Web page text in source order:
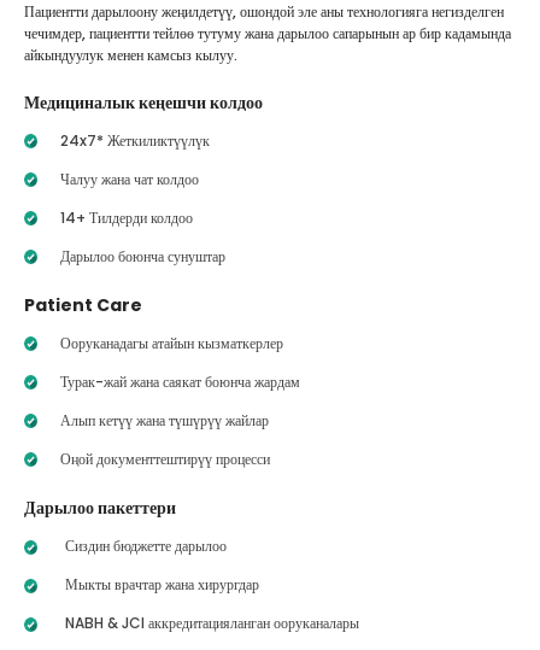
Пациентти дарылоону жеңилдетүү, ошондой эле аны технологияга негизделген
чечимдер, пациентти тейлөө тутуму жана дарылоо сапарынын ар бир кадамында
айкындуулук менен камсыз кылуу.
Медициналык кеңешчи колдоо
24x7* Жеткиликтүүлүк
Чалуу жана чат колдоо
14+ Тилдерди колдоо
Дарылоо боюнча сунуштар
Patient Care
Ооруканадагы атайын кызматкерлер
Турак-жай жана саякат боюнча жардам
Алып кетүү жана түшүрүү жайлар
Оңой документтештирүү процесси
Дарылоо пакеттери
Сиздин бюджетте дарылоо
Мыкты врачтар жана хирургдар
NABH & JCI аккредитацияланган ооруканалары